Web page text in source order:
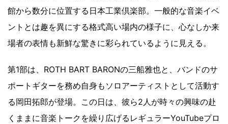
館から数分に位置する日本工業倶楽部。一般的な音楽イベ
ントとは趣を異にする格式高い場内の様子に、心なしか来
場者の表情も新鮮な驚きに彩られているように見える。
第1部は、ROTH BART BARONの三船雅也と、バンドのサ
ポートギターを務め自身もソロアーティストとして活動す
る岡田拓郎が登場。この日は、彼ら2人が時々の興味の赴
くままに音楽トークを繰り広げるレギュラーYouTubeプロ